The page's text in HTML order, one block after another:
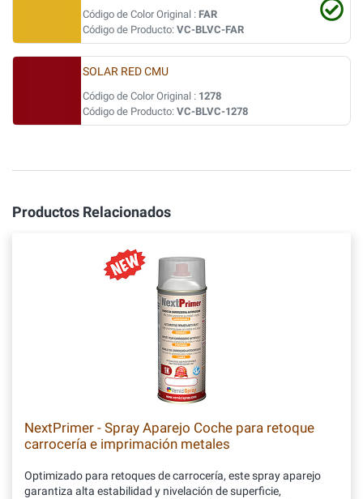
Código de Color Original : FAR
Código de Producto: VC-BLVC-FAR
SOLAR RED CMU
Código de Color Original : 1278
Código de Producto: VC-BLVC-1278
Productos Relacionados
NextPrimer - Spray Aparejo Coche para retoque
carrocería e imprimación metales
Optimizado para retoques de carrocería, este spray aparejo
garantiza alta estabilidad y nivelación de superficie,